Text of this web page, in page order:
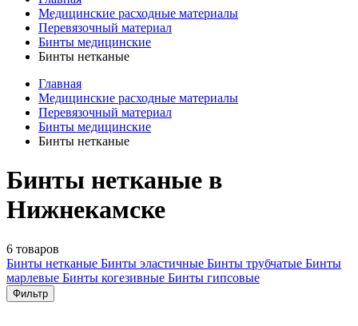
Медицинские расходные материалы
Перевязочный материал
Бинты медицинские
Бинты нетканые
Главная
Медицинские расходные материалы
Перевязочный материал
Бинты медицинские
Бинты нетканые
Бинты нетканые в
Нижнекамске
6 товаров
Бинты нетканые Бинты эластичные Бинты трубчатые Бинты
марлевые Бинты когезивные Бинты гипсовые
Фильтр